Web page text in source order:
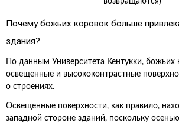
Почему божьих коровок больше
здания?
По данным Университета Кентукки, божьих
освещенные и высококонтрастные
о строениях.
Освещенные поверхности, как правило,
западной стороне зданий, поскольку